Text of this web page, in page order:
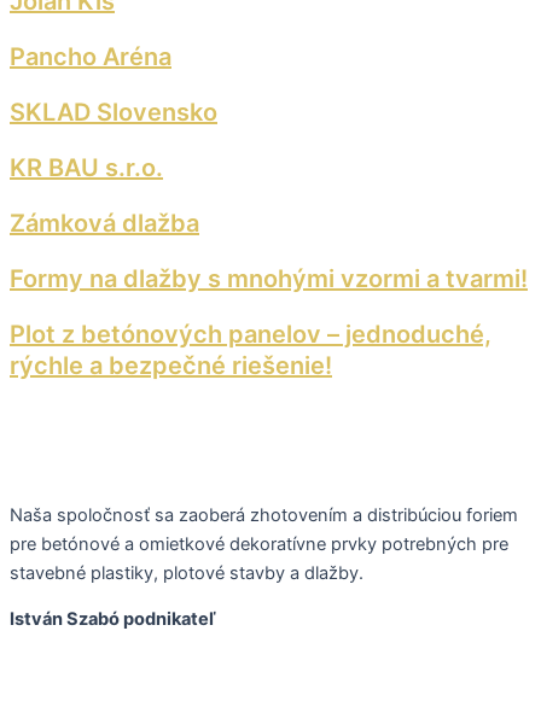
Pancho Aréna
SKLAD Slovensko
KR BAU s.r.o.
Zámková dlažba
Formy na dlažby s mnohými vzormi a tvarmi!
Plot z betónových panelov – jednoduché,
rýchle a bezpečné riešenie!
Naša spoločnosť sa zaoberá zhotovením a distribúciou foriem
pre betónové a omietkové dekoratívne prvky potrebných pre
stavebné plastiky, plotové stavby a dlažby.
István Szabó podnikateľ